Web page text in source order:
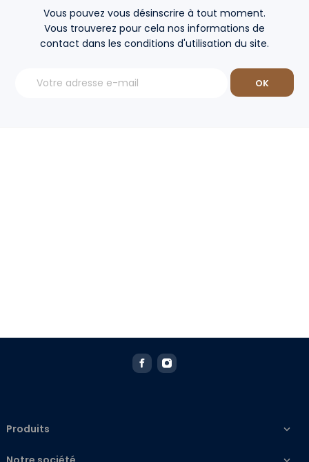
Vous pouvez vous désinscrire à tout moment.
Vous trouverez pour cela nos informations de
contact dans les conditions d'utilisation du site.
Produits 